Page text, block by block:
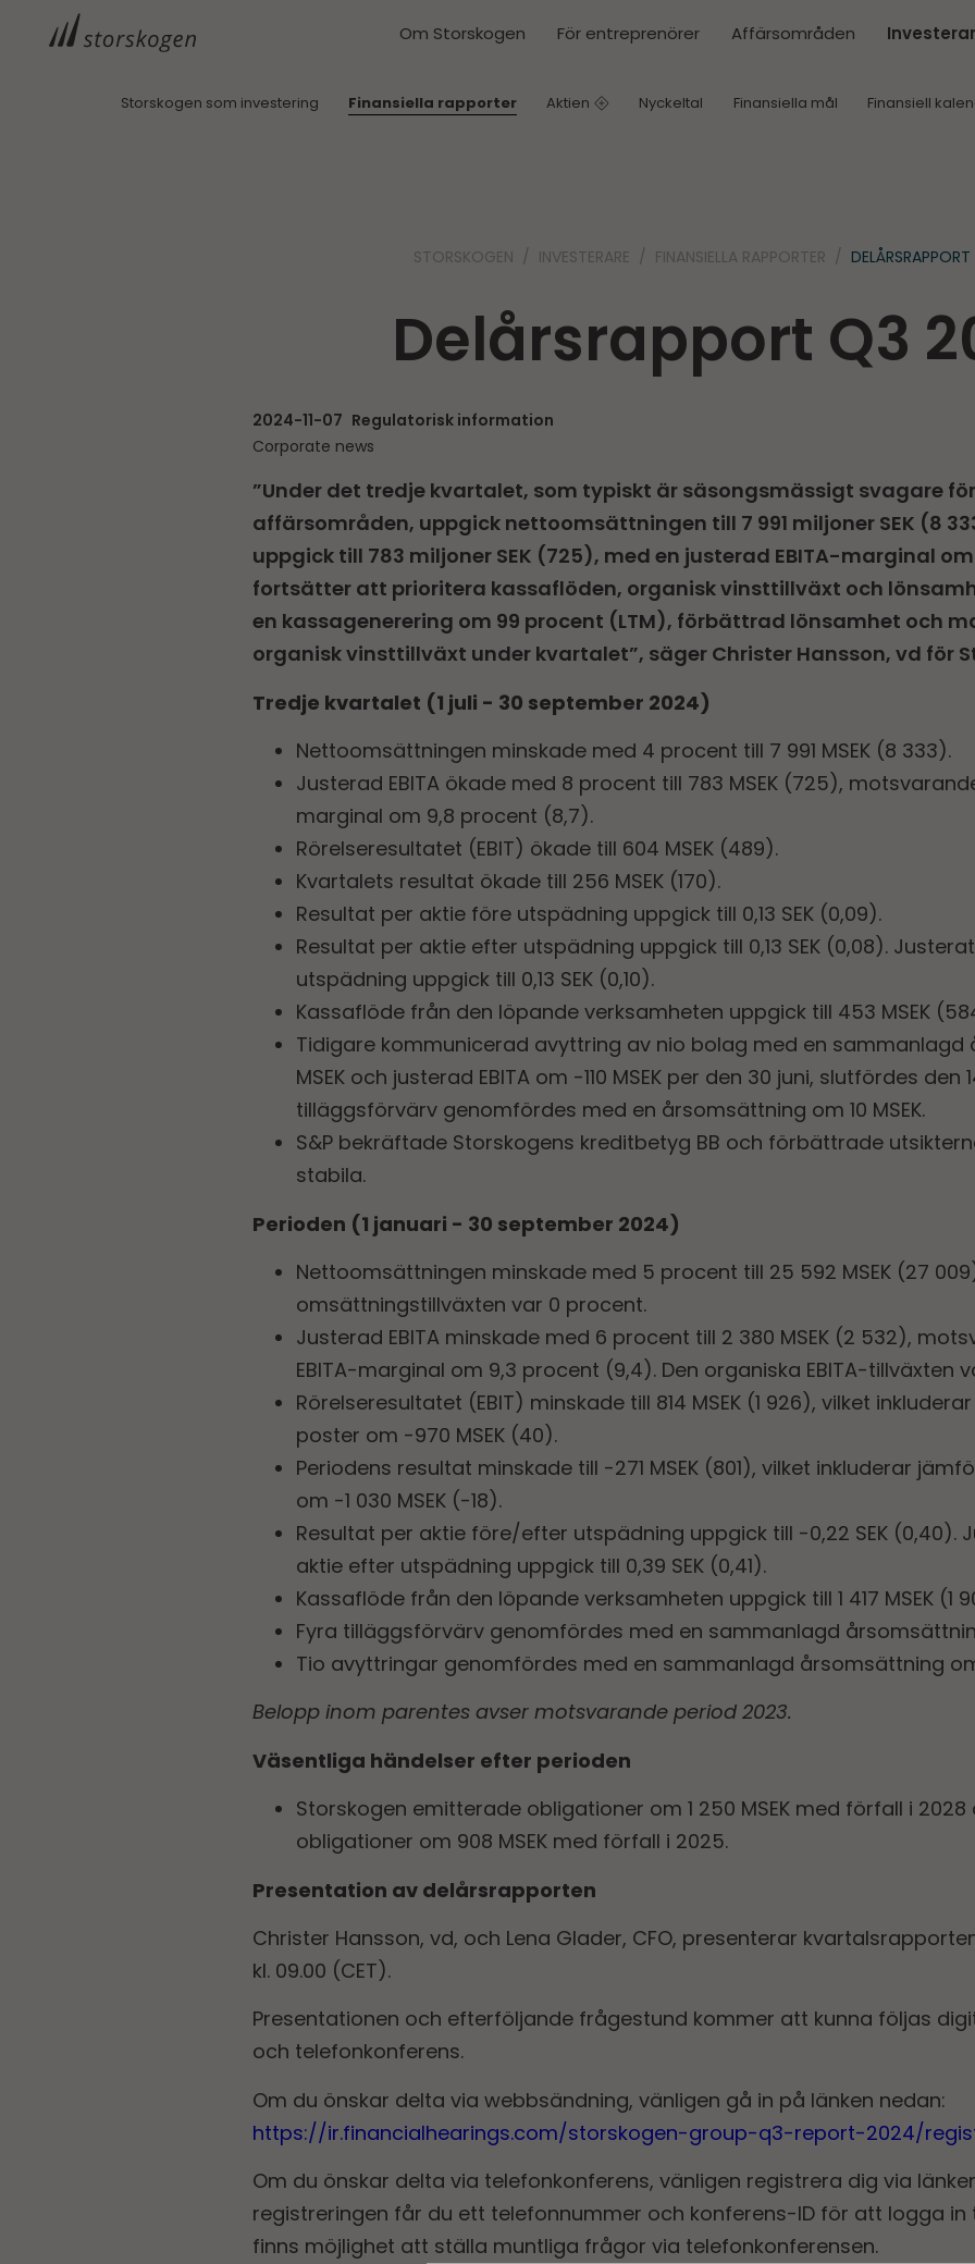
Om Storskogen För entreprenörer Affärsområden
Storskogen som investering Finansiella rapporter Aktien Nyckeltal Finansiella mål Finansiell
STORSKOGEN INVESTERARE FINANSIELLA RAPPORTER
Delårs­rapport Q3
2024-11-07 Regulatorisk information
Corporate news
”Under det tredje kvartalet, som typiskt är säsongsmässigt svagare
affärsområden, uppgick nettoomsättningen till 7 991 miljoner SEK (8
uppgick till 783 miljoner SEK (725), med en justerad EBITA-marginal
fortsätter att prioritera kassaflöden, organisk vinsttillväxt och
en kassagenerering om 99 procent (LTM), förbättrad lönsamhet och
organisk vinsttillväxt under kvartalet”, säger Christer Hansson, vd för
Tredje kvartalet (1 juli - 30 september 2024)
Nettoomsättningen minskade med 4 procent till 7 991 MSEK (8 333).
Justerad EBITA ökade med 8 procent till 783 MSEK (725),
marginal om 9,8 procent (8,7).
Rörelseresultatet (EBIT) ökade till 604 MSEK (489).
Kvartalets resultat ökade till 256 MSEK (170).
Resultat per aktie före utspädning uppgick till 0,13 SEK (0,09).
Resultat per aktie efter utspädning uppgick till 0,13 SEK (0,08).
utspädning uppgick till 0,13 SEK (0,10).
Kassaflöde från den löpande verksamheten uppgick till 453 MSEK
Tidigare kommunicerad avyttring av nio bolag med en sammanlagd
MSEK och justerad EBITA om -110 MSEK per den 30 juni, slutfördes den
tilläggsförvärv genomfördes med en årsomsättning om 10 MSEK.
S&P bekräftade Storskogens kreditbetyg BB och förbättrade
stabila.
Perioden (1 januari - 30 september 2024)
Nettoomsättningen minskade med 5 procent till 25 592 MSEK (27
omsättningstillväxten var 0 procent.
Justerad EBITA minskade med 6 procent till 2 380 MSEK (2 532),
EBITA-marginal om 9,3 procent (9,4). Den organiska EBITA-tillväxten
Rörelseresultatet (EBIT) minskade till 814 MSEK (1 926), vilket
poster om -970 MSEK (40).
Periodens resultat minskade till -271 MSEK (801), vilket inkluderar
om -1 030 MSEK (-18).
Resultat per aktie före/efter utspädning uppgick till -0,22 SEK (0,40).
aktie efter utspädning uppgick till 0,39 SEK (0,41).
Kassaflöde från den löpande verksamheten uppgick till 1 417 MSEK (1
Fyra tilläggsförvärv genomfördes med en sammanlagd
Tio avyttringar genomfördes med en sammanlagd årsomsättning om
Belopp inom parentes avser motsvarande period 2023.
Väsentliga händelser efter perioden
Storskogen emitterade obligationer om 1 250 MSEK med förfall i
obligationer om 908 MSEK med förfall i 2025.
Presentation av delårsrapporten
Christer Hansson, vd, och Lena Glader, CFO, presenterar
kl. 09.00 (CET).
Presentationen och efterföljande frågestund kommer att kunna följas
och telefonkonferens.
Om du önskar delta via webbsändning, vänligen gå in på länken nedan:
https://ir.financialhearings.com/storskogen-group-q3-report-2024/
Om du önskar delta via telefonkonferens, vänligen registrera dig via
registreringen får du ett telefonnummer och konferens-ID för att logga in
finns möjlighet att ställa muntliga frågor via telefonkonferensen.